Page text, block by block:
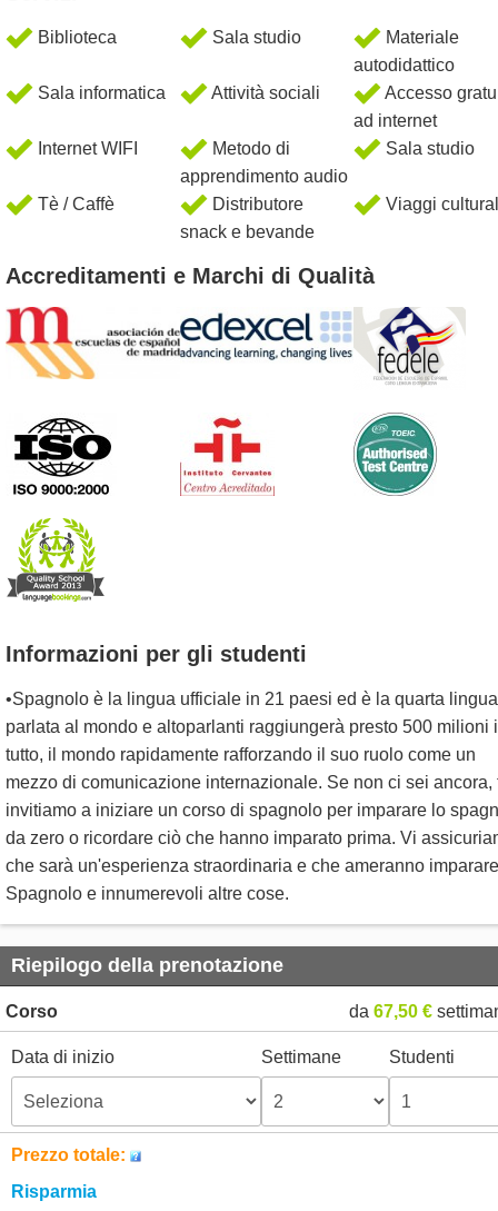
Biblioteca Sala studio
Materiale
autodidattico
Sala informatica
Attività sociali
Accesso
ad internet
Internet WIFI
Metodo di
apprendimento audio
Sala studio
Tè / Caffè
Distributore
snack e bevande
Viaggi
Accreditamenti e Marchi di Qualità
Informazioni per gli studenti
•Spagnolo è la lingua ufficiale in 21 paesi ed è la quarta
parlata al mondo e altoparlanti raggiungerà presto 500 milioni
tutto, il mondo rapidamente rafforzando il suo ruolo come un
mezzo di comunicazione internazionale. Se non ci sei ancora,
invitiamo a iniziare un corso di spagnolo per imparare lo
da zero o ricordare ciò che hanno imparato prima. Vi
che sarà un'esperienza straordinaria e che ameranno imparare
Spagnolo e innumerevoli altre cose.
Riepilogo della prenotazione
Corso da 67,50 €
Data di inizio Settimane Studenti
Prezzo totale:
Risparmia